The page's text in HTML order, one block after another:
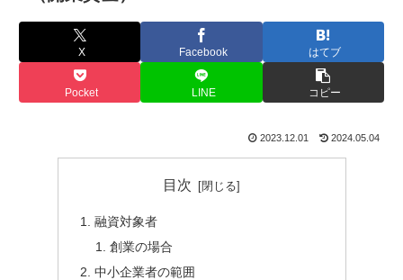
X Facebook はてブ
Pocket LINE コピー
2023.12.01 2024.05.04
目次
融資対象者
創業の場合
中小企業者の範囲